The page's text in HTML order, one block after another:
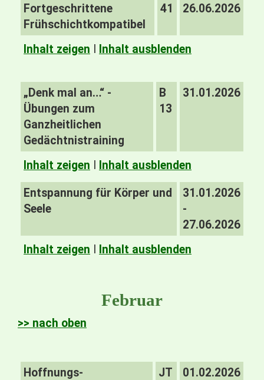
Fortgeschrittene
Frühschichtkompatibel
41
26.06.2026
Inhalt zeigen Inhalt ausblenden
„Denk mal an…“ -
Übungen zum
Ganzheitlichen
Gedächtnistraining
B
13
31.01.2026
Inhalt zeigen Inhalt ausblenden
Entspannung für Körper und
Seele
31.01.2026
-
27.06.2026
Inhalt zeigen
Inhalt ausblenden
Februar
>> nach oben
Hoffnungs-
JT
01.02.2026